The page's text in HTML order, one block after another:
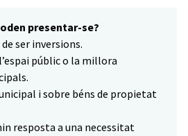
presentar-se?
ser inversions.
públic o la millora
i sobre béns de propietat
resposta a una necessitat